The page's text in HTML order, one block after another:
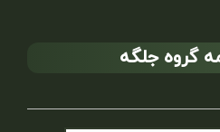
گروه جلگه